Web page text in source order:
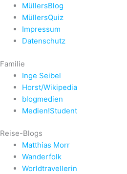
MüllersBlog
MüllersQuiz
Impressum
Datenschutz
Familie
Inge Seibel
Horst/Wikipedia
blogmedien
Medien!Student
Reise-Blogs
Matthias Morr
Wanderfolk
Worldtravellerin